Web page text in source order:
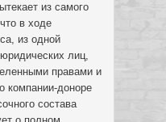
из самого
в ходе
из одной
лиц,
правами и
компании-доноре
состава